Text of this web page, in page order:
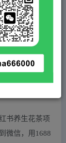
永久VIP) 免费
QQ：1970819299
书养生花茶项
微信，用1688